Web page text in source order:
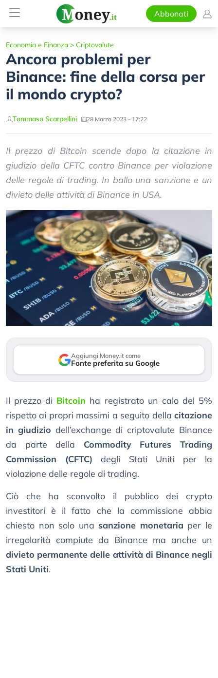
Abbonati
Economia e Finanza > Criptovalute
Ancora problemi per
Binance: fine della corsa per
il mondo crypto?
Tommaso Scarpellini 28 Marzo 2023 - 17:22
Il prezzo di Bitcoin scende dopo la citazione in
giudizio della CFTC contro Binance per violazione
delle regole di trading. In ballo una sanzione e un
divieto delle attività di Binance in USA.
Aggiungi Money.it come
Fonte preferita su Google
Il prezzo di Bitcoin ha registrato un calo del 5%
rispetto ai propri massimi a seguito della citazione
in giudizio dell’exchange di criptovalute Binance
da parte della Commodity Futures Trading
Commission (CFTC) degli Stati Uniti per la
violazione delle regole di trading.
Ciò che ha sconvolto il pubblico dei crypto
investitori è il fatto che la commissione abbia
chiesto non solo una sanzione monetaria per le
irregolarità compiute da Binance ma anche un
divieto permanente delle attività di Binance negli
Stati Uniti.